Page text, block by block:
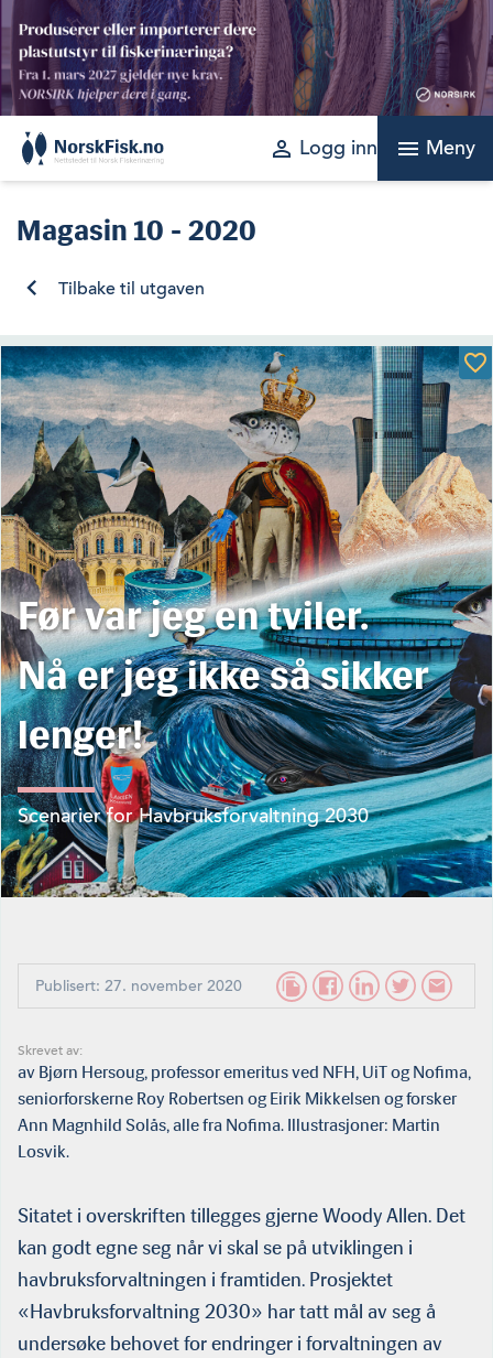
Skip
content
perm_identity Logg inn menu Meny
Magasin 10 - 2020
Tilbake til utgaven
Før var jeg en tviler.
Nå er jeg ikke så sikker
lenger!
Scenarier for Havbruksforvaltning 2030
Publisert: 27. november 2020
Skrevet av:
av Bjørn Hersoug, professor emeritus ved NFH, UiT og Nofima,
seniorforskerne Roy Robertsen og Eirik Mikkelsen og forsker
Ann Magnhild Solås, alle fra Nofima. Illustrasjoner: Martin
Losvik.
Sitatet i overskriften tillegges gjerne Woody Allen. Det
kan godt egne seg når vi skal se på utviklingen i
havbruksforvaltningen i framtiden. Prosjektet
«Havbruksforvaltning 2030» har tatt mål av seg å
undersøke behovet for endringer i forvaltningen av